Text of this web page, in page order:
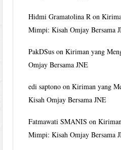
Hidmi Gramatolina R on
Mimpi: Kisah Omjay Bersama
PakDSus onKiriman yang
Omjay Bersama JNE
edi saptono onKiriman yang
Kisah Omjay Bersama JNE
Fatmawati SMANIS on
Mimpi: Kisah Omjay Bersama